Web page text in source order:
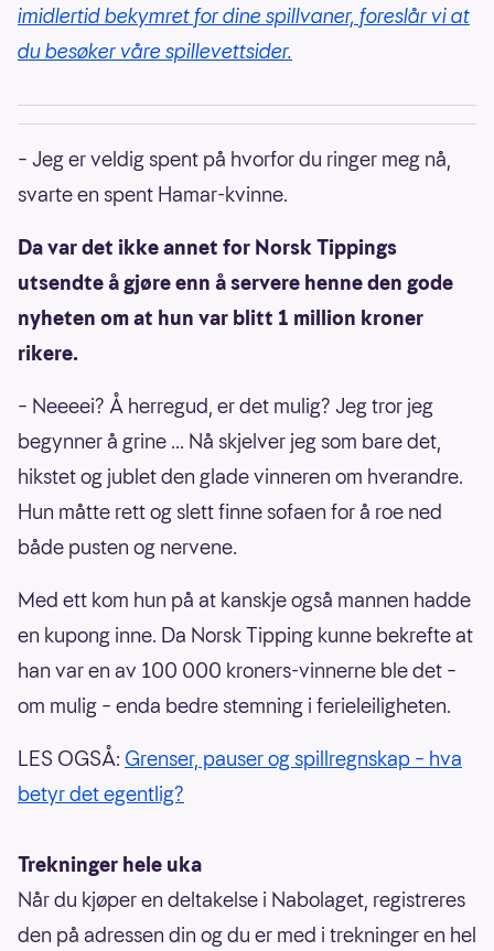
imidlertid bekymret for dine spillvaner, foreslår vi at
du besøker våre spillevettsider.
– Jeg er veldig spent på hvorfor du ringer meg nå,
svarte en spent Hamar-kvinne.
Da var det ikke annet for Norsk Tippings
utsendte å gjøre enn å servere henne den gode
nyheten om at hun var blitt 1 million kroner
rikere.
– Neeeei? Å herregud, er det mulig? Jeg tror jeg
begynner å grine ... Nå skjelver jeg som bare det,
hikstet og jublet den glade vinneren om hverandre.
Hun måtte rett og slett finne sofaen for å roe ned
både pusten og nervene.
Med ett kom hun på at kanskje også mannen hadde
en kupong inne. Da Norsk Tipping kunne bekrefte at
han var en av 100 000 kroners-vinnerne ble det –
om mulig – enda bedre stemning i ferieleiligheten.
LES OGSÅ: Grenser, pauser og spillregnskap – hva
betyr det egentlig?
Trekninger hele uka
Når du kjøper en deltakelse i Nabolaget, registreres
den på adressen din og du er med i trekninger en hel